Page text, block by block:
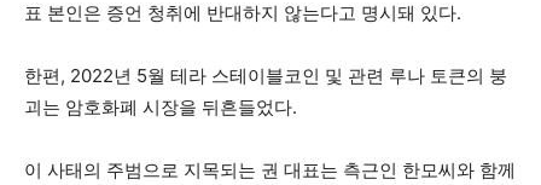
표 본인은 증언 청취에 반대하지 않는다고 명시돼 있다.
한편, 2022년 5월 테라 스테이블코인 및 관련 루나 토큰의 붕
괴는 암호화폐 시장을 뒤흔들었다.
이 사태의 주범으로 지목되는 권 대표는 측근인 한모씨와 함께